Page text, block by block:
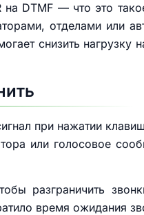
DTMF — что это
отделами или
снизить
при нажатии
или голосовое
разграничить
время ожидания